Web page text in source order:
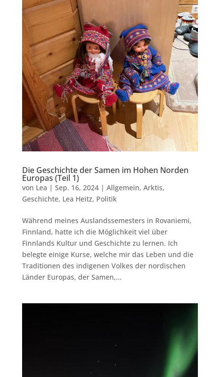
Die Geschichte der Samen im Hohen Norden
Europas (Teil 1)
von Lea | Sep. 16, 2024| Allgemein, Arktis,
Geschichte, Lea Heitz, Politik
Während meines Auslandssemesters in Rovaniemi,
Finnland, hatte ich die Möglichkeit viel über
Finnlands Kultur und Geschichte zu lernen. Ich
belegte einige Kurse, welche mir das Leben und die
Traditionen des indigenen Volkes der nordischen
Länder Europas, der Samen,...